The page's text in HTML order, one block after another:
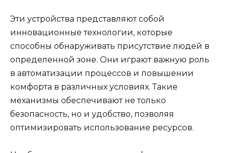
Эти устройства представляют собой
инновационные технологии, которые
способны обнаруживать присутствие людей в
определенной зоне. Они играют важную роль
в автоматизации процессов и повышении
комфорта в различных условиях. Такие
механизмы обеспечивают не только
безопасность, но и удобство, позволяя
оптимизировать использование ресурсов.